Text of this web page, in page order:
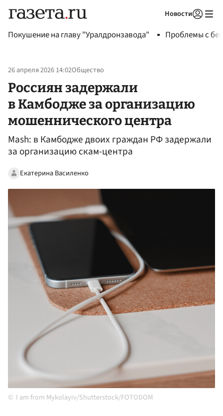
Новости
Покушение на главу "Уралдронзавода" Проблемы с
26 апреля 2026 14:02Общество
Россиян задержали
в Камбодже за организацию
мошеннического центра
Mash: в Камбодже двоих граждан РФ задержали
за организацию скам-центра
Екатерина Василенко
I am from Mykolayiv/Shutterstock/FOTODOM